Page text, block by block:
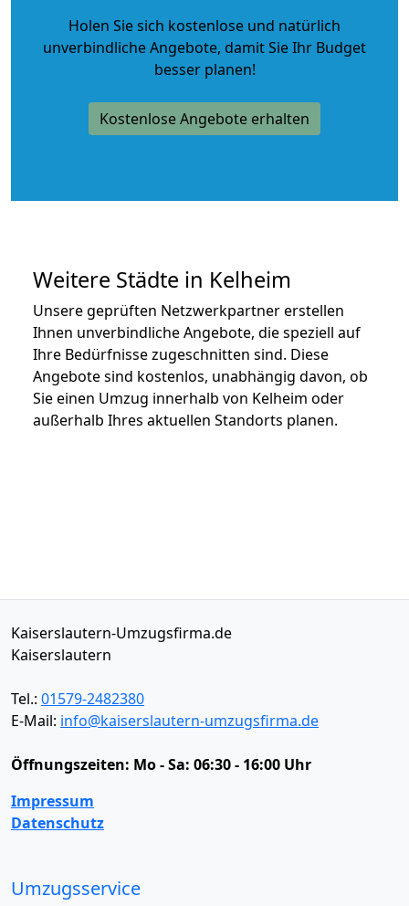
Holen Sie sich kostenlose und natürlich
unverbindliche Angebote, damit Sie Ihr Budget
besser planen!
Kostenlose Angebote erhalten
Weitere Städte in Kelheim
Unsere geprüften Netzwerkpartner erstellen
Ihnen unverbindliche Angebote, die speziell auf
Ihre Bedürfnisse zugeschnitten sind. Diese
Angebote sind kostenlos, unabhängig davon, ob
Sie einen Umzug innerhalb von Kelheim oder
außerhalb Ihres aktuellen Standorts planen.
Kaiserslautern-Umzugsfirma.de
Kaiserslautern
Tel.: 01579-2482380
E-Mail: info@kaiserslautern-umzugsfirma.de
Öffnungszeiten: Mo - Sa: 06:30 - 16:00 Uhr
Impressum
Datenschutz
Umzugsservice